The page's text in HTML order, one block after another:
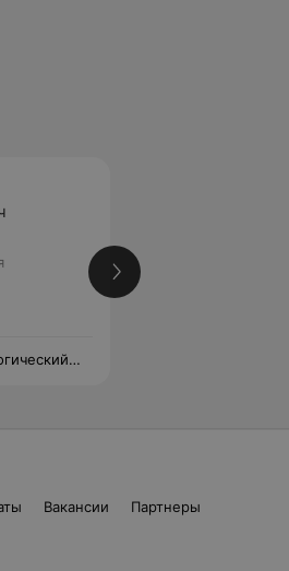
Вакансии
Партнеры